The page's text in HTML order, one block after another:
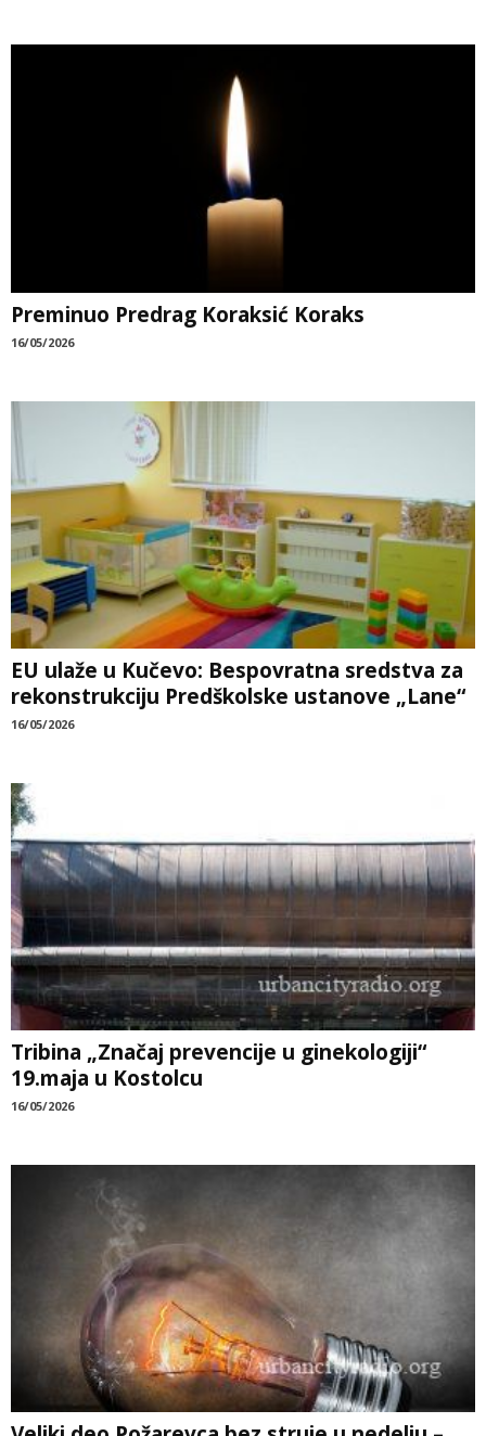
Preminuo Predrag Koraksić Koraks
16/05/2026
EU ulaže u Kučevo: Bespovratna sredstva za
rekonstrukciju Predškolske ustanove „Lane“
16/05/2026
Tribina „Značaj prevencije u ginekologiji“
19.maja u Kostolcu
16/05/2026